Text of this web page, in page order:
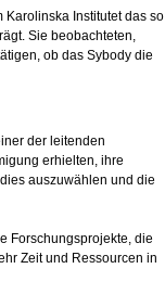
Institutet das so
Sie beobachteten,
ob das Sybody die
der leitenden
erhielten, ihre
auszuwählen und die
Forschungsprojekte, die
Zeit und Ressourcen in